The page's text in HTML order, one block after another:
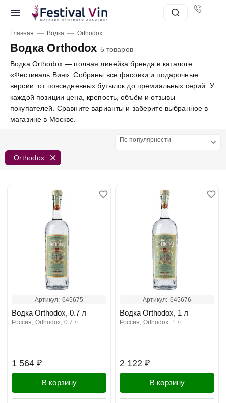
Главная — Водка — Orthodox
Водка Orthodox 5 товаров
Водка Orthodox — полная линейка бренда в каталоге
«Фестиваль Вин». Собраны все фасовки и подарочные
версии: от повседневных бутылок до премиальных серий. У
каждой позиции цена, крепость, объём и отзывы
покупателей. Сравните варианты и заберите выбранное в
магазине в Москве.
По популярности
Orthodox
Артикул: 645675
1 564 ₽
Водка Orthodox, 0.7 л
россия orthodox 0.7 л
В корзину
Артикул: 645676
2 122 ₽
Водка Orthodox, 1 л
россия orthodox 1 л
В корзину